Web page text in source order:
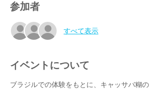
参加者
すべて表示
イベントについて
ブラジルでの体験をもとに、キャッサバ糊の